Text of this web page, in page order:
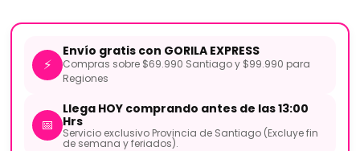
⚡
Envío gratis con GORILA EXPRESS
Compras sobre $69.990 Santiago y $99.990 para
Regiones
📅
Llega HOY comprando antes de las 13:00
Hrs
Servicio exclusivo Provincia de Santiago (Excluye fin
de semana y feriados).